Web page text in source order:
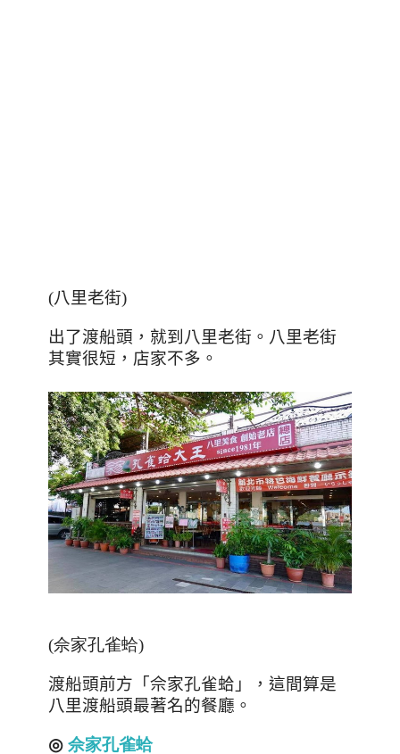
(八里老街)
出了渡船頭，就到八里老街。八里老街
其實很短，店家不多。
(佘家孔雀蛤)
渡船頭前方「佘家孔雀蛤」，這間算是
八里渡船頭最著名的餐廳。
◎ 佘家孔雀蛤